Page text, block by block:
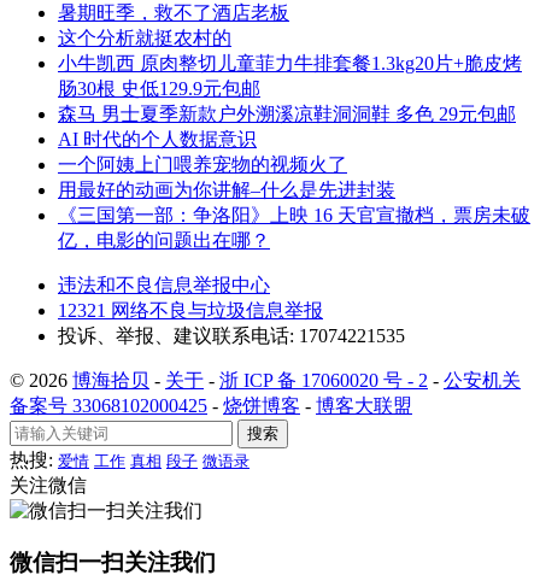
暑期旺季，救不了酒店老板
这个分析就挺农村的
小牛凯西 原肉整切儿童菲力牛排套餐1.3kg20片+脆皮烤
肠30根 史低129.9元包邮
森马 男士夏季新款户外溯溪凉鞋洞洞鞋 多色 29元包邮
AI 时代的个人数据意识
一个阿姨上门喂养宠物的视频火了
用最好的动画为你讲解–什么是先进封装
《三国第一部：争洛阳》上映 16 天官宣撤档，票房未破
亿，电影的问题出在哪？
违法和不良信息举报中心
12321 网络不良与垃圾信息举报
投诉、举报、建议联系电话: 17074221535
© 2026 博海拾贝 - 关于 - 浙 ICP 备 17060020 号 - 2 - 公安机关
备案号 33068102000425 - 烧饼博客 - 博客大联盟
搜索
热搜: 爱情 工作 真相 段子 微语录
关注微信
微信扫一扫关注我们